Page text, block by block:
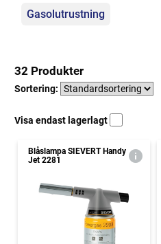
Kategorier
Gasolutrustning
32 Produkter
Sortering:
Visa endast lagerlagt
Blåslampa SIEVERT Handy
Jet 2281